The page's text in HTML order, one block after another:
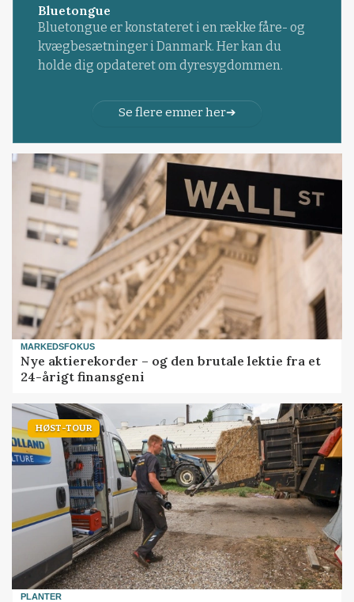
Bluetongue
Bluetongue er konstateret i en række fåre- og
kvægbesætninger i Danmark. Her kan du
holde dig opdateret om dyresygdommen.
Se flere emner her
MARKEDSFOKUS
Nye aktierekorder – og den brutale lektie fra et
24-årigt finansgeni
HØST-TOUR
PLANTER